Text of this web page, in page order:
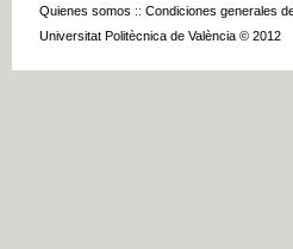
Quienes somos :: Condiciones generales
Universitat Politècnica de València © 2012